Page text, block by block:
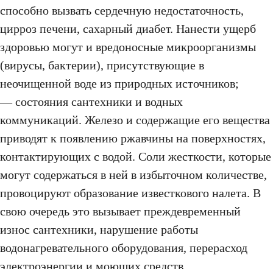
способно вызвать сердечную недостаточность,
цирроз печени, сахарный диабет. Нанести ущерб
здоровью могут и вредоносные микроорганизмы
(вирусы, бактерии), присутствующие в
неочищенной воде из природных источников;
—состояния сантехники и водных
коммуникаций. Железо и содержащие его вещества
приводят к появлению ржавчины на поверхностях,
контактирующих с водой. Соли жесткости, которые
могут содержаться в ней в избыточном количестве,
провоцируют образование известкового налета. В
свою очередь это вызывает преждевременный
износ сантехники, нарушение работы
водонагревательного оборудования, перерасход
электроэнергии и моющих средств.